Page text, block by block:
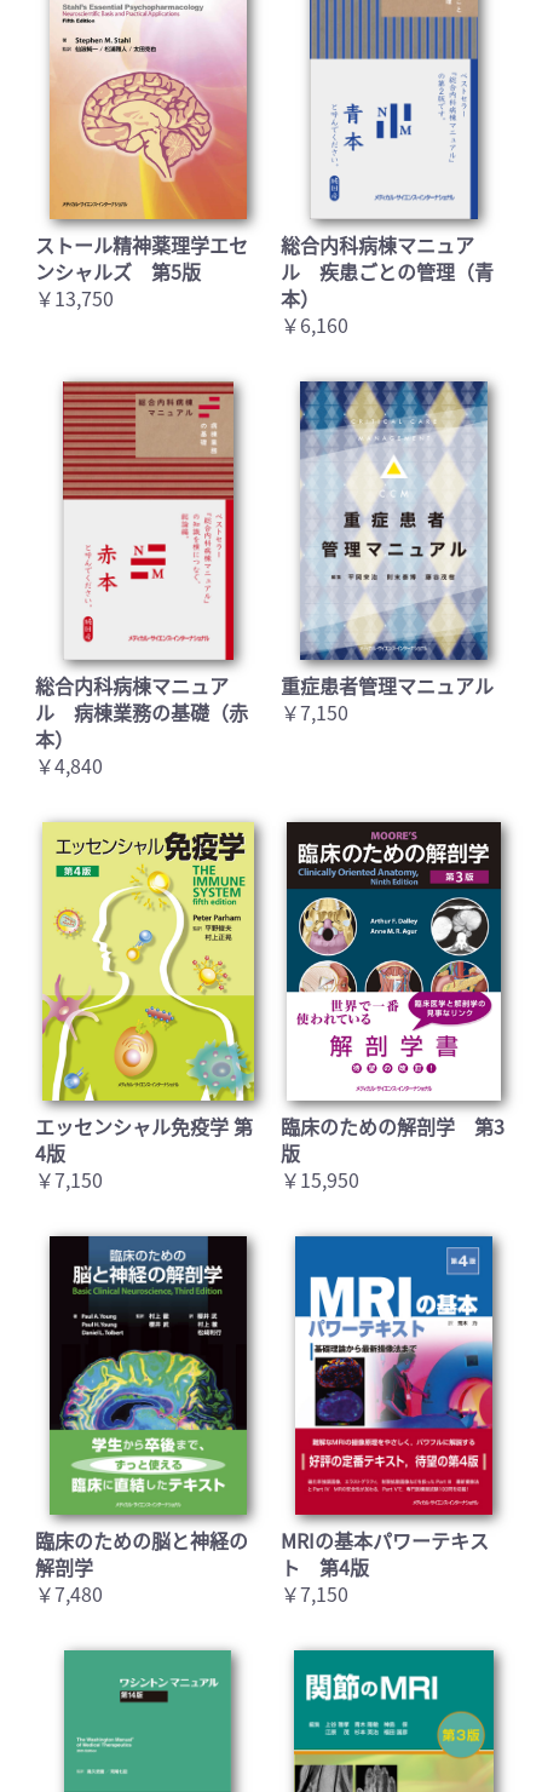
ストール精神薬理学エセ
ンシャルズ 第5版
￥13,750
総合内科病棟マニュア
ル 疾患ごとの管理（青
本）
￥6,160
総合内科病棟マニュア
ル 病棟業務の基礎（赤
本）
￥4,840
重症患者管理マニュアル
￥7,150
エッセンシャル免疫学 第
4版
￥7,150
臨床のための解剖学 第3
版
￥15,950
臨床のための脳と神経の
解剖学
￥7,480
MRIの基本パワーテキス
ト 第4版
￥7,150